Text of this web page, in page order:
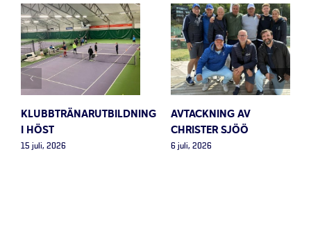
KLUBBTRÄNARUTBILDNING
I HÖST
15 juli, 2026
AVTACKNING AV
CHRISTER SJÖÖ
6 juli, 2026